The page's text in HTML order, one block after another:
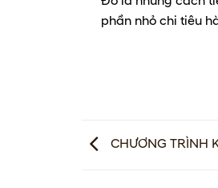
phần nhỏ chi tiêu
CHƯƠNG TRÌNH